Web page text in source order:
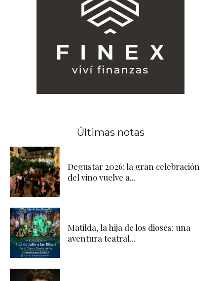
Últimas notas
Degustar 2026: la gran celebración
del vino vuelve a...
Matilda, la hija de los dioses: una
aventura teatral...